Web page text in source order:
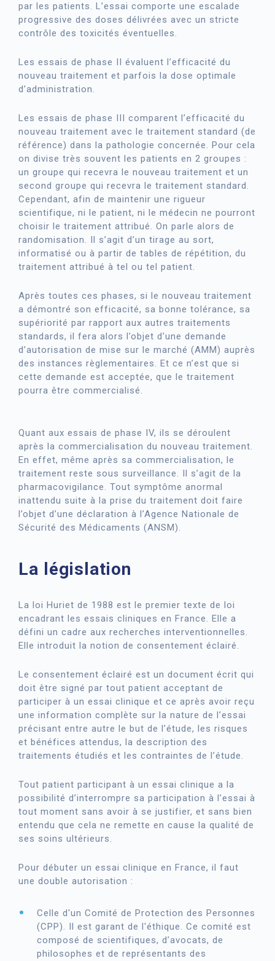
par les patients. L’essai comporte une escalade
progressive des doses délivrées avec un stricte
contrôle des toxicités éventuelles.
Les essais de phase II évaluent l’efficacité du
nouveau traitement et parfois la dose optimale
d’administration.
Les essais de phase III comparent l’efficacité du
nouveau traitement avec le traitement standard (de
référence) dans la pathologie concernée. Pour cela
on divise très souvent les patients en 2 groupes :
un groupe qui recevra le nouveau traitement et un
second groupe qui recevra le traitement standard.
Cependant, afin de maintenir une rigueur
scientifique, ni le patient, ni le médecin ne pourront
choisir le traitement attribué. On parle alors de
randomisation. Il s’agit d’un tirage au sort,
informatisé ou à partir de tables de répétition, du
traitement attribué à tel ou tel patient.
Après toutes ces phases, si le nouveau traitement
a démontré son efficacité, sa bonne tolérance, sa
supériorité par rapport aux autres traitements
standards, il fera alors l’objet d’une demande
d’autorisation de mise sur le marché (AMM) auprès
des instances règlementaires. Et ce n’est que si
cette demande est acceptée, que le traitement
pourra être commercialisé.
Quant aux essais de phase IV, ils se déroulent
après la commercialisation du nouveau traitement.
En effet, même après sa commercialisation, le
traitement reste sous surveillance. Il s’agit de la
pharmacovigilance. Tout symptôme anormal
inattendu suite à la prise du traitement doit faire
l’objet d’une déclaration à l’Agence Nationale de
Sécurité des Médicaments (ANSM).
La législation
La loi Huriet de 1988 est le premier texte de loi
encadrant les essais cliniques en France. Elle a
défini un cadre aux recherches interventionnelles.
Elle introduit la notion de consentement éclairé.
Le consentement éclairé est un document écrit qui
doit être signé par tout patient acceptant de
participer à un essai clinique et ce après avoir reçu
une information complète sur la nature de l’essai
précisant entre autre le but de l’étude, les risques
et bénéfices attendus, la description des
traitements étudiés et les contraintes de l’étude.
Tout patient participant à un essai clinique a la
possibilité d’interrompre sa participation à l’essai à
tout moment sans avoir à se justifier, et sans bien
entendu que cela ne remette en cause la qualité de
ses soins ultérieurs.
Pour débuter un essai clinique en France, il faut
une double autorisation :
Celle d'un Comité de Protection des Personnes
(CPP). Il est garant de l'éthique. Ce comité est
composé de scientifiques, d’avocats, de
philosophes et de représentants des